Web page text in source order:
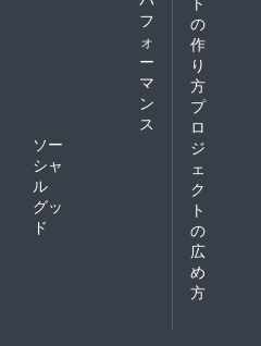
フ
ォ
ー
マ
ン
ス
ソー
シャ
ル
グッ
ド
の
作
り
方
プ
ロ
ジ
ェ
ク
ト
の
広
め
方